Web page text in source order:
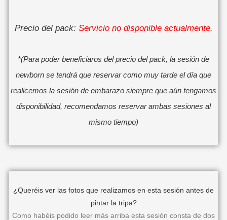
Precio del pack: Servicio no disponible actualmente.
*(Para poder beneficiaros del precio del pack, la sesión de
newborn se tendrá que reservar como muy tarde el día que
realicemos la sesión de embarazo siempre que aún tengamos
disponibilidad, recomendamos reservar ambas sesiones al
mismo tiempo)
¿Queréis ver las fotos que realizamos en esta sesión antes de
pintar la tripa?
Como habéis podido leer más arriba esta sesión consta de dos